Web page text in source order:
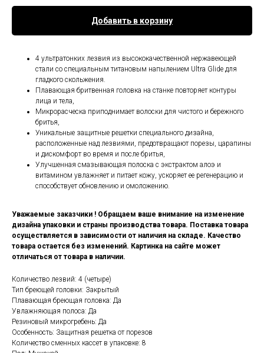
Добавить в корзину
4 ультратонких лезвия из высококачественной нержавеющей
стали со специальным титановым напылением Ultra Glide для
гладкого скольжения.
Плавающая бритвенная головка на станке повторяет контуры
лица и тела,
Микрорасческа приподнимает волоски для чистого и бережного
бритья,
Уникальные защитные решетки специального дизайна,
расположенные над лезвиями, предотвращают порезы, царапины
и дискомфорт во время и после бритья,
Улучшенная смазывающая полоска с экстрактом алоэ и
витамином увлажняет и питает кожу, ускоряет ее регенерацию и
способствует обновлению и омоложению.
Уважаемые заказчики ! Обращаем ваше внимание на изменение
дизайна упаковки и страны производства товара. Поставка товара
осуществляется в зависимости от наличия на складе. Качество
товара остается без изменений. Картинка на сайте может
отличаться от товара в наличии.
Количество лезвий: 4 (четыре)
Тип бреющей головки: Закрытый
Плавающая бреющая головка: Да
Увлажняющая полоса: Да
Резиновый микрогребень: Да
Особенность: Защитная решетка от порезов
Количество сменных кассет в упаковке: 8